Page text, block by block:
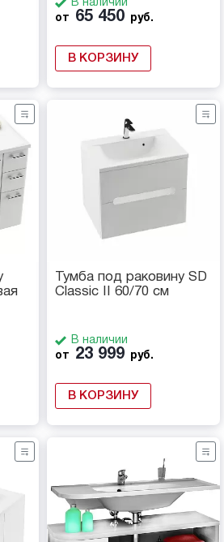
В наличии
от
65 450 руб.
В КОРЗИНУ
Тумба под раковину SD
Classic II 60/70 см
В наличии
от
23 999 руб.
В КОРЗИНУ